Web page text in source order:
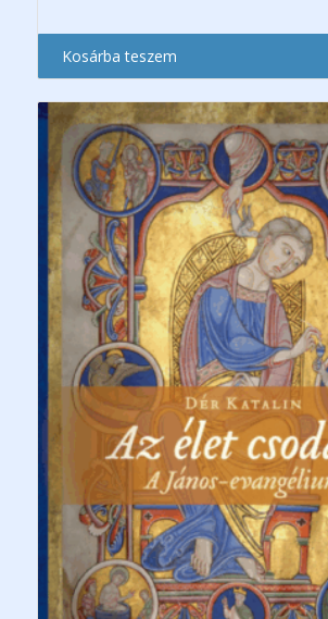
Kosárba teszem